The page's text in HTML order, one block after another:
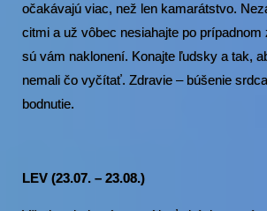
očakávajú viac, než len kamarátstvo.
citmi a už vôbec nesiahajte po
sú vám naklonení. Konajte ľudsky a tak,
nemali čo vyčítať. Zdravie – búšenie
bodnutie.
LEV (23.07. – 23.08.)